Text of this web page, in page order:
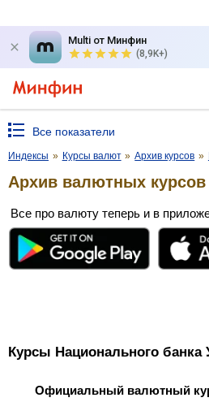
Multi от Минфин
(8,9K+)
Все показатели
Индексы » Курсы валют » Архив курсов »
Архив валютных курсов
Все про валюту теперь и в
Курсы Национального банка
Официальный валютный